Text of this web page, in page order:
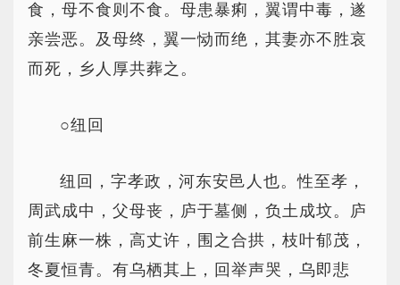
食，母不食则不食。母患暴痢，翼谓中毒，遂
亲尝恶。及母终，翼一恸而绝，其妻亦不胜哀
而死，乡人厚共葬之。
○纽回
纽回，字孝政，河东安邑人也。性至孝，
周武成中，父母丧，庐于墓侧，负土成坟。庐
前生麻一株，高丈许，围之合拱，枝叶郁茂，
冬夏恒青。有乌栖其上，回举声哭，乌即悲